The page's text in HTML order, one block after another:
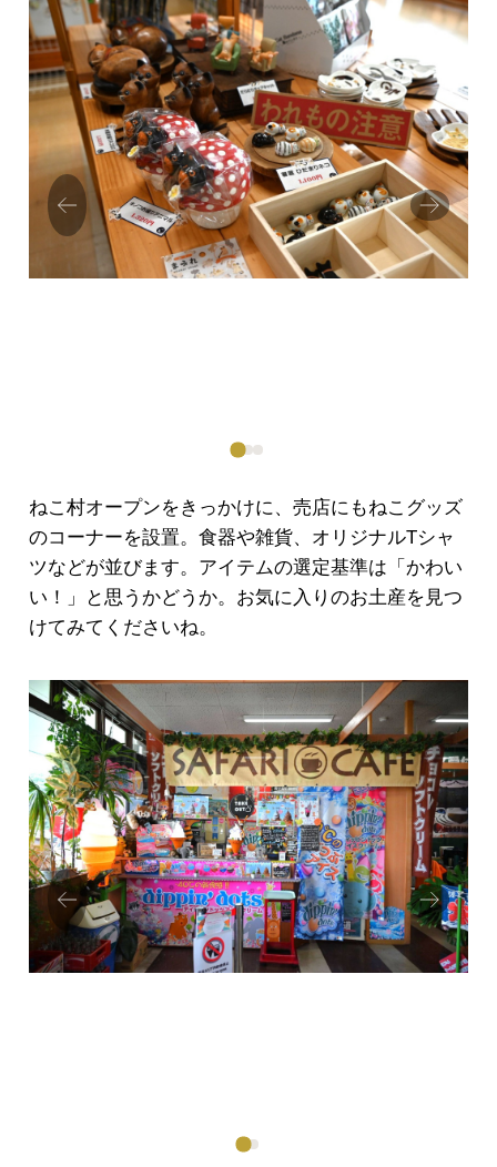
Prev
ious
Next
ねこ村オープンをきっかけに、売店にもねこグッズ
のコーナーを設置。食器や雑貨、オリジナルTシャ
ツなどが並びます。アイテムの選定基準は「かわい
い！」と思うかどうか。お気に入りのお土産を見つ
けてみてくださいね。
Prev
ious
Next